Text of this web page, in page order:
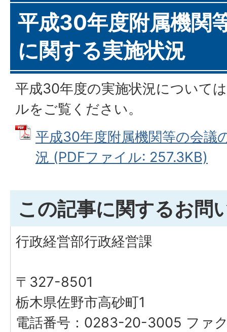
平成30年度附属機関
に関する実施状況
平成30年度の実施状況について
ルをご覧ください。
平成30年度附属機関等の会議
況 (PDFファイル: 257.3KB)
この記事に関するお問
行政経営部行政経営課
〒327-8501
栃木県佐野市高砂町1
電話番号：0283-20-3005 ファ